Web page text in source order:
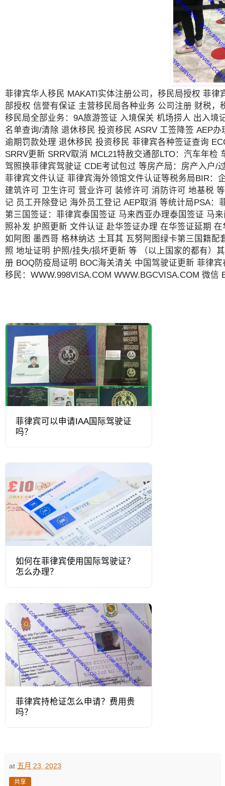
菲律宾华人移民 MAKATI实体注册公司，移民局授权 菲
部授权 信誉有保证 主营移民局各种业务 公司注册 财税，
移民局全部业务：9A旅游签证 入境保关 机场捞人 出入
名单查询/清除 退休移民 投资移民 ASRV 工签降签 AEP
逾期罚款处理 退休移民 投资移民 菲律宾各种签证查询
SRRV更新 SRRV取消 MCL21特赦交通部LTO：汽车年
驾照换菲律宾驾驶证 CDE考试包过 等房产局：房产入户/
菲律宾文件认证 菲律宾海外领馆文件认证等税务局BIR：
建筑许可 卫生许可 营业许可 装修许可 消防许可 地基税
记 员工开除登记 海外员工登记 AEP取消 等统计局PSA
第三国签证：菲律宾泰国签证 马来西亚办理泰国签证 马
照补发 护照更新 文件认证 赴华签证办理 在华签证延期
如阿图 墨西哥 格林纳达 土耳其 瓦努阿图绿卡第三国籍
照 地址证明 护照/挂失/损坏更新 等 （以上国家的都有）
册 BOQ防疫局证明 BOC海关清关 中国驾驶证更新 菲律
移民：WWW.998VISA.COM WWW.BGCVISA.COM 微信
菲律宾可以申请IAA国际驾驶证
吗？
如何在菲律宾使用国际驾驶证？
怎么办理？
菲律宾持枪证怎么申请？费用贵
吗？
at 五月 23, 2023
共享